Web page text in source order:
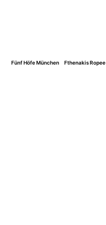
Fünf Höfe München Fthenakis Ropee